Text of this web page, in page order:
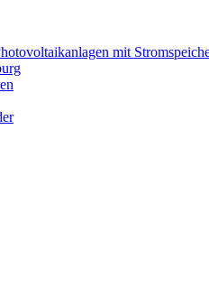
mit